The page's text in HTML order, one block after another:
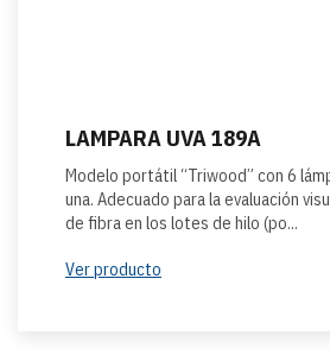
LAMPARA UVA 189A
Modelo portátil “Triwood” con 6
una. Adecuado para la evaluación
de fibra en los lotes de hilo (po...
Ver producto